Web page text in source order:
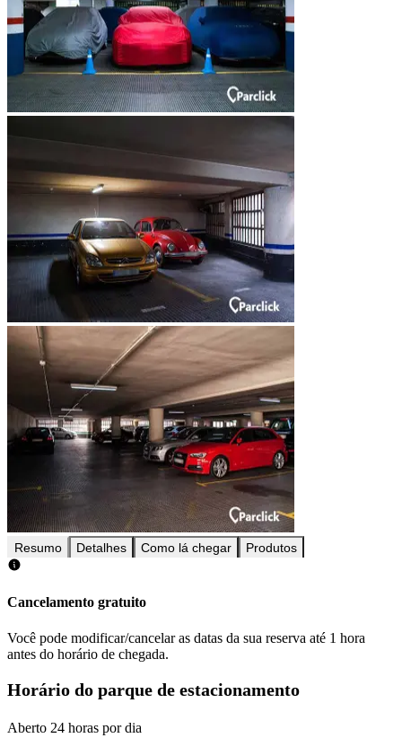
Resumo Detalhes Como lá chegar Produtos
Cancelamento gratuito
Você pode modificar/cancelar as datas da sua reserva até 1 hora
antes do horário de chegada.
Horário do parque de estacionamento
Aberto 24 horas por dia